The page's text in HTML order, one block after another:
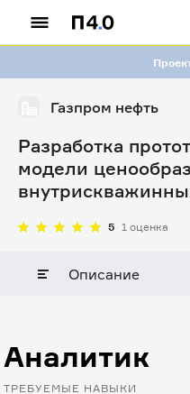
Газпром нефть
Разработка
модели
5 1 оценка
Описание
Аналитик
ТРЕБУЕМЫЕ НАВЫКИ